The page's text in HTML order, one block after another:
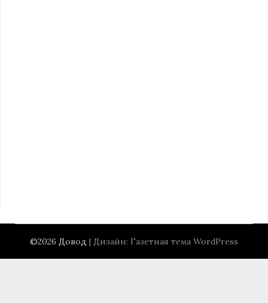
©2026 Довод | Дизайн: Газетная тема WordPress